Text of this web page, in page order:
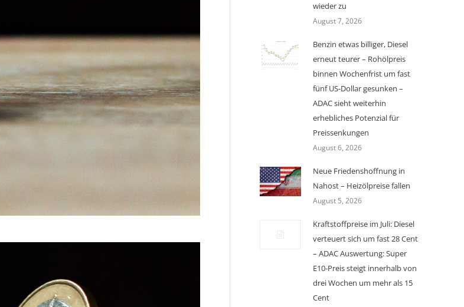
wieder zu
August 7, 2026
Benzin etwas billiger, Diesel
erneut teurer – Rohölpreis
binnen Wochenfrist um fast
fünf US-Dollar gesunken –
ADAC sieht weiterhin
erhebliches Potenzial für
Preissenkungen
August 6, 2026
Neue Friedenshoffnung in
Nahost – Heizölpreise fallen
August 5, 2026
Kraftstoffpreise im Juli: Diesel
verteuert sich um fast 28 Cent
– ADAC Auswertung: Super
E10-Preis steigt innerhalb von
drei Wochen um mehr als 15
Cent